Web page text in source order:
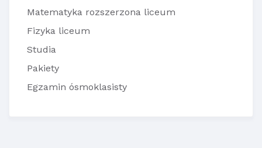
Matematyka rozszerzona liceum
Fizyka liceum
Studia
Pakiety
Egzamin ósmoklasisty